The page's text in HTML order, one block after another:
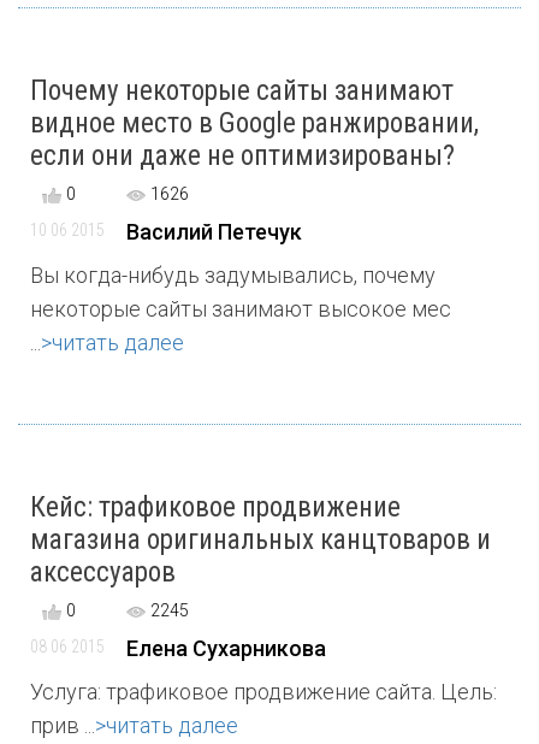
Почему некоторые cайты занимают
видное место в Google ранжировании,
если они даже не оптимизированы?
0
1626
10 06 2015
Василий Петечук
Вы когда-нибудь задумывались, почему
некоторые сайты занимают высокое мес
>читать далее
Кейс: трафиковое продвижение
магазина оригинальных канцтоваров и
аксессуаров
0
2245
08 06 2015
Елена Сухарникова
Услуга: трафиковое продвижение сайта. Цель:
прив ... >читать далее